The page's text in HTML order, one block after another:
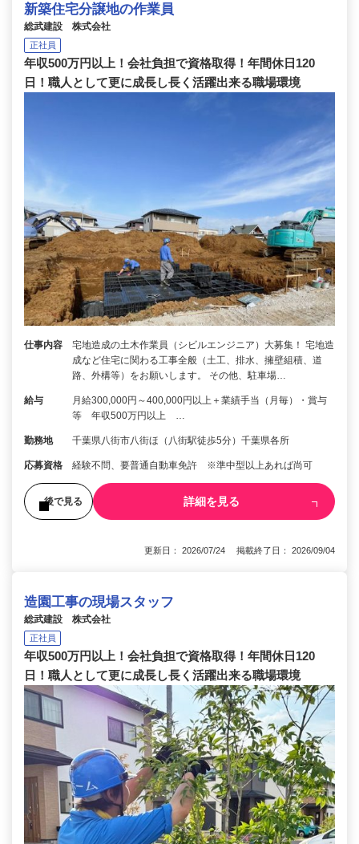
新築住宅分譲地の作業員
総武建設 株式会社
正社員
年収500万円以上！会社負担で資格取得！年間休日120
日！職人として更に成長し長く活躍出来る職場環境
仕事内容
宅地造成の土木作業員（シビルエンジニア）大募集！ 宅地造
成など住宅に関わる工事全般（土工、排水、擁壁組積、道
路、外構等）をお願いします。 その他、駐車場…
給与
月給300,000円～400,000円以上＋業績手当（月毎）・賞与
等 年収500万円以上 …
勤務地 千葉県八街市八街ほ（八街駅徒歩5分）千葉県各所
応募資格 経験不問、要普通自動車免許 ※準中型以上あれば尚可
後で見る 詳細を見る
更新日： 2026/07/24 掲載終了日： 2026/09/04
造園工事の現場スタッフ
総武建設 株式会社
正社員
年収500万円以上！会社負担で資格取得！年間休日120
日！職人として更に成長し長く活躍出来る職場環境